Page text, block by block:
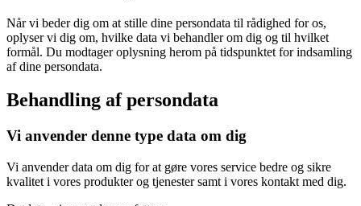
Når vi beder dig om at stille dine persondata til rådighed for os,
oplyser vi dig om, hvilke data vi behandler om dig og til hvilket
formål. Du modtager oplysning herom på tidspunktet for indsamling
af dine persondata.
Behandling af persondata
Vi anvender denne type data om dig
Vi anvender data om dig for at gøre vores service bedre og sikre
kvalitet i vores produkter og tjenester samt i vores kontakt med dig.